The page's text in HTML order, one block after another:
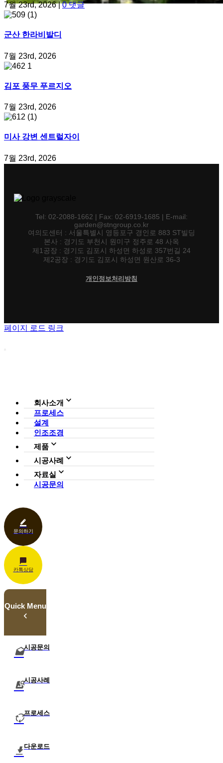
7월 23rd, 2026 | 0 댓글
군산 한라비발디
7월 23rd, 2026
김포 풍무 푸르지오
7월 23rd, 2026
미사 강변 센트럴자이
7월 23rd, 2026
Tel: 02-2088-1662 | Fax: 02-6919-1685 | E-mail:
garden@stngroup.co.kr
여의도센터 : 서울특별시 영등포구 경인로 883 ST빌딩
본사 : 경기도 부천시 원미구 정주로 48 사옥
제1공장 : 경기도 김포시 하성면 하성로 357번길 24
제2공장 : 경기도 김포시 하성면 원산로 36-3
개인정보처리방침
페이지 로드 링크
회사소개
CI
가든연구소
프로세스
설계
인조조경
제품
전체보기
일루미아트리
시공사례
호텔·펜션·리조트·캠핑장
자료실
시공문의
문의하기
카톡상담
Quick Menu
시공문의
시공사례
프로세스
다운로드